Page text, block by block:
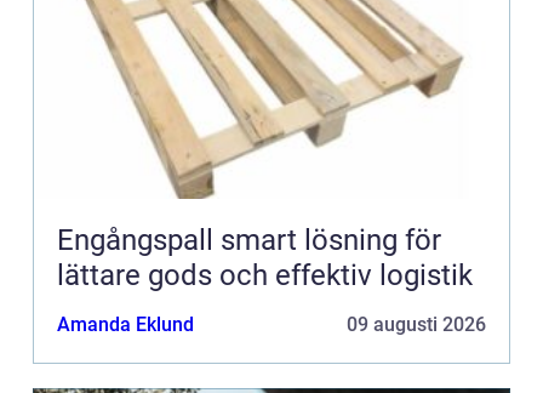
Engångspall smart lösning för
lättare gods och effektiv logistik
Amanda Eklund 09 augusti 2026